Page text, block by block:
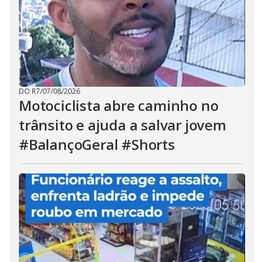
DO R7/07/08/2026
Motociclista abre caminho no
trânsito e ajuda a salvar jovem
#BalançoGeral #Shorts